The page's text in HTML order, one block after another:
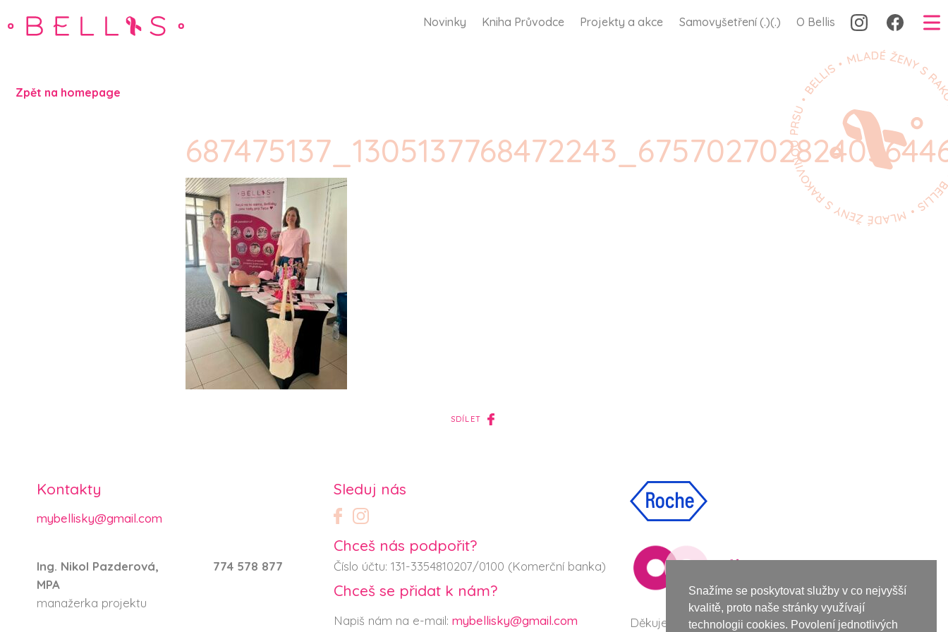
Novinky Kniha Průvodce Projekty a akce Samovyšetření (.)(.) O Bellis
Zpět na homepage
SDÍLET
Kontakty
mybellisky@gmail.com
Ing. Nikol Pazderová,
MPA
774 578 877
manažerka projektu
Sleduj nás
Chceš nás podpořit?
Číslo účtu: 131-3354810207/0100 (Komerční banka)
Chceš se přidat k nám?
Napiš nám na e-mail: mybellisky@gmail.com Děkujeme společnosti Roche za podporu při vzniku
Snažíme se poskytovat služby v co nejvyšší
kvalitě, proto naše stránky využívají
technologii cookies. Povolení jednotlivých